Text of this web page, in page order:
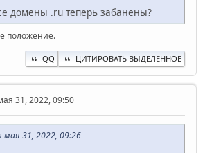
домены .ru теперь забанены?
положение.
QQ ЦИТИРОВАТЬ ВЫДЕЛЕННОЕ
31, 2022, 09:50
31, 2022, 09:26